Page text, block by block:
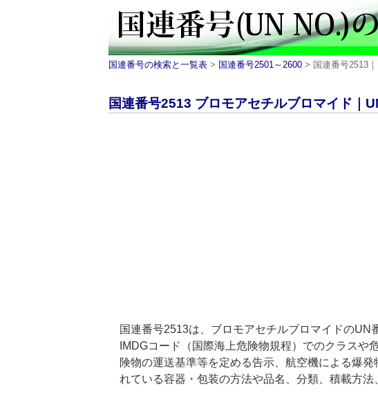
国連番号の検索と一覧表 > 国連番号2501～2600 > 国連番号2513
国連番号2513 ブロモアセチルブロマイド｜
国連番号2513は、ブロモアセチルブロマイドのUN
IMDGコード（国際海上危険物規程）でのクラス
険物の運送基準等を定める告示、航空機による爆
れている容器・包装の方法や品名、分類、積載方法